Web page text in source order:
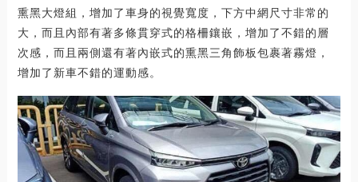
熏黑大燈組，增加了車身的視覺寬度，下方中網尺寸非常的
大，而且內部有著多條貫穿式的格柵鑲嵌，增加了不錯的層
次感，而且兩側還有著內嵌式的熏黑三角飾板包裹著霧燈，
增加了新車不錯的運動感。